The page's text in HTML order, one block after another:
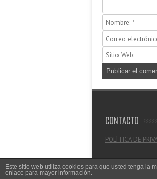
CONTACTO
POLÍTICA DE
Este sitio web utiliza cookies para que usted tenga la
enlace para mayor información.